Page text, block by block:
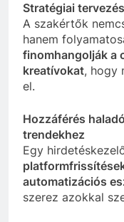
Stratégiai
A szakértők
hanem
finomhangolják a
kreatívokat, hogy
el.
Hozzáférés
trendekhez
Egy
automatizációs
szerez azokkal